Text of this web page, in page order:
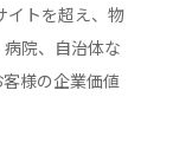
イトを超え、物
院、自治体な
様の企業価値